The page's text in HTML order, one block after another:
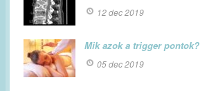
12 dec 2019
Mik azok a trigger pontok?
05 dec 2019